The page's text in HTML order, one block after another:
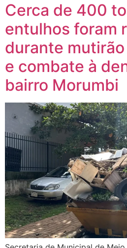
Cerca de 400
entulhos foram
durante
e combate à
bairro Morumbi